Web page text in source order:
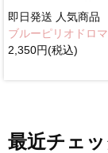
即日発送 人気商品
ブルーピリオドロ
2,350円(税込)
最近チェ